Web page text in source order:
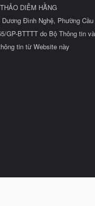
DIỄM HẰNG
Đình Nghệ, Phường
GP-BTTTT do Bộ Thông tin
tin từ Website này